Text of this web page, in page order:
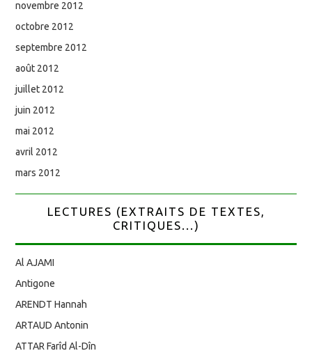
novembre 2012
octobre 2012
septembre 2012
août 2012
juillet 2012
juin 2012
mai 2012
avril 2012
mars 2012
LECTURES (EXTRAITS DE TEXTES,
CRITIQUES...)
Al AJAMI
Antigone
ARENDT Hannah
ARTAUD Antonin
ATTAR Farîd Al-Dîn